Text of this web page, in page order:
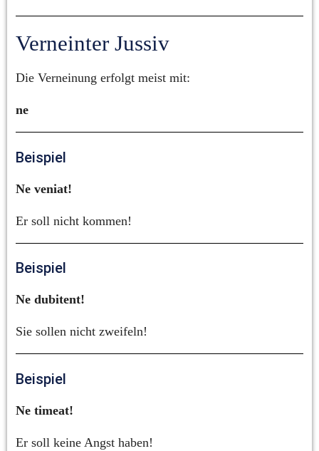
Verneinter Jussiv
Die Verneinung erfolgt meist mit:
ne
Beispiel
Ne veniat!
Er soll nicht kommen!
Beispiel
Ne dubitent!
Sie sollen nicht zweifeln!
Beispiel
Ne timeat!
Er soll keine Angst haben!